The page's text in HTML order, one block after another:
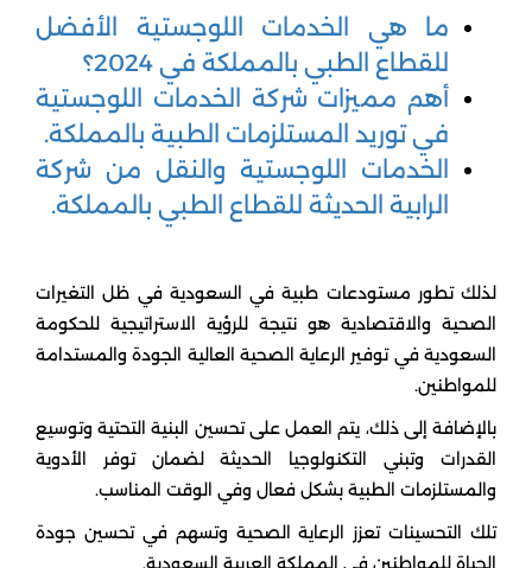
ما هي الخدمات اللوجستية الأفضل
للقطاع الطبي بالمملكة في 2024؟
أهم مميزات شركة الخدمات اللوجستية
في توريد المستلزمات الطبية بالمملكة.
الخدمات اللوجستية والنقل من شركة
الرابية الحديثة للقطاع الطبي بالمملكة.
لذلك تطور مستودعات طبية في السعودية في ظل التغيرات
الصحية والاقتصادية هو نتيجة للرؤية الاستراتيجية للحكومة
السعودية في توفير الرعاية الصحية العالية الجودة والمستدامة
للمواطنين.
بالإضافة إلى ذلك، يتم العمل على تحسين البنية التحتية وتوسيع
القدرات وتبني التكنولوجيا الحديثة لضمان توفر الأدوية
والمستلزمات الطبية بشكل فعال وفي الوقت المناسب.
تلك التحسينات تعزز الرعاية الصحية وتسهم في تحسين جودة
الحياة للمواطنين في المملكة العربية السعودية.